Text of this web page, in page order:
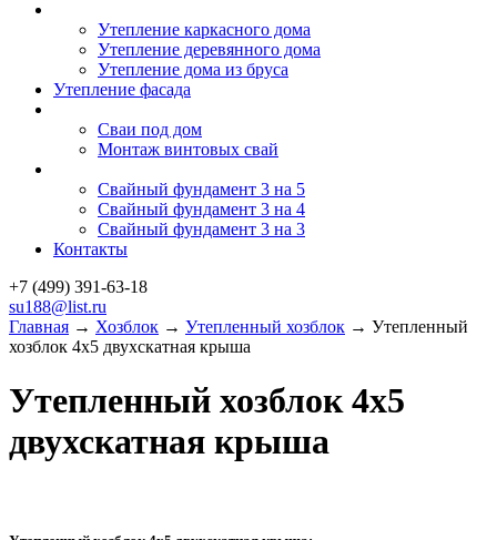
Утепление каркасного дома
Утепление деревянного дома
Утепление дома из бруса
Утепление фасада
Сваи под дом
Монтаж винтовых свай
Свайный фундамент 3 на 5
Свайный фундамент 3 на 4
Свайный фундамент 3 на 3
Контакты
+7 (499) 391-63-18
su188@list.ru
Главная → Хозблок → Утепленный хозблок → Утепленный
хозблок 4х5 двухскатная крыша
Утепленный хозблок 4х5
двухскатная крыша